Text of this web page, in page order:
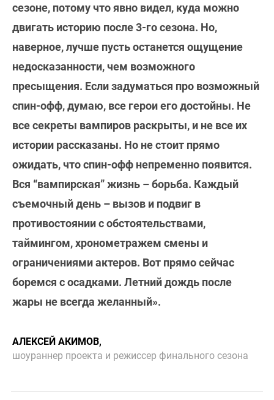
сезоне, потому что явно видел, куда можно
двигать историю после 3-го сезона. Но,
наверное, лучше пусть останется ощущение
недосказанности, чем возможного
пресыщения. Если задуматься про возможный
спин-офф, думаю, все герои его достойны. Не
все секреты вампиров раскрыты, и не все их
истории рассказаны. Но не стоит прямо
ожидать, что спин-офф непременно появится.
Вся “вампирская” жизнь – борьба. Каждый
съемочный день – вызов и подвиг в
противостоянии с обстоятельствами,
таймингом, хронометражем смены и
ограничениями актеров. Вот прямо сейчас
боремся с осадками. Летний дождь после
жары не всегда желанный».
АЛЕКСЕЙ АКИМОВ,
шоураннер проекта и режиссер финального сезона